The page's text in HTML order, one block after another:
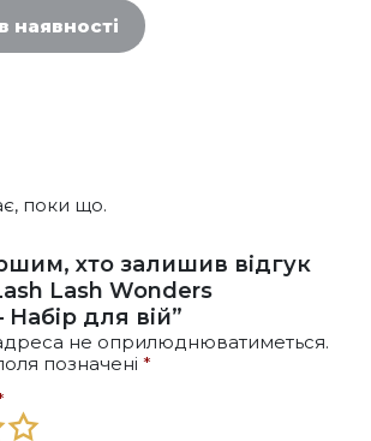
наявності
поки що.
хто залишив відгук
Lash Wonders
Набір для вій”
не оприлюднюватиметься.
позначені *